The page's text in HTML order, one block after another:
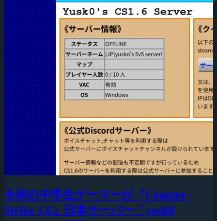
令和の中学生ゲーマーが『Counter-
Strike 1.6』日本サーバー「yusk0